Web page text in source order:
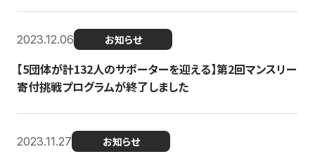
2023.12.06 お知らせ
【5団体が計132人のサポーターを迎える】第2回マンスリー
寄付挑戦プログラムが終了しました
2023.11.27 お知らせ